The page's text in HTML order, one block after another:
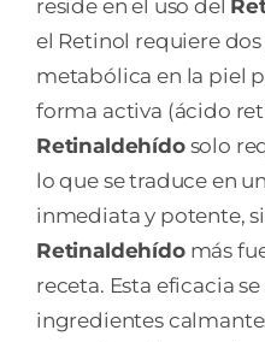
reside en el uso del
el Retinol requiere
metabólica en la piel
forma activa (ácido
Retinaldehídosolo
lo que se traduce en
inmediata y potente,
Retinaldehídomás
receta. Esta eficacia
ingredientes